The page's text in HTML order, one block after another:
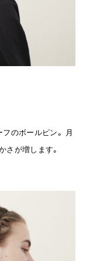
のボールピン。 月
さが増します。